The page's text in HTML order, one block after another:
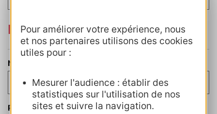
Pour améliorer votre expérience, nous
et nos partenaires utilisons des cookies
utiles pour :
Mesurer l'audience : établir des
statistiques sur l'utilisation de nos
sites et suivre la navigation.
Direction
Nom du directeur
Prénom du directeur